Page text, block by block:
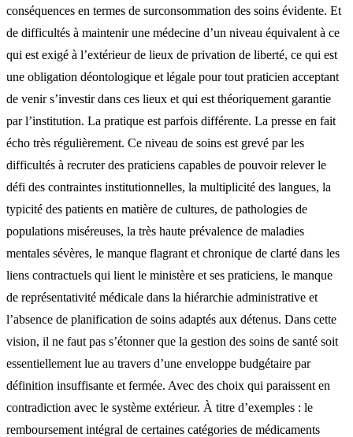
conséquences en termes de surconsommation des soins évidente. Et
de difficultés à maintenir une médecine d’un niveau équivalent à ce
qui est exigé à l’extérieur de lieux de privation de liberté, ce qui est
une obligation déontologique et légale pour tout praticien acceptant
de venir s’investir dans ces lieux et qui est théoriquement garantie
par l’institution. La pratique est parfois différente. La presse en fait
écho très régulièrement. Ce niveau de soins est grevé par les
difficultés à recruter des praticiens capables de pouvoir relever le
défi des contraintes institutionnelles, la multiplicité des langues, la
typicité des patients en matière de cultures, de pathologies de
populations miséreuses, la très haute prévalence de maladies
mentales sévères, le manque flagrant et chronique de clarté dans les
liens contractuels qui lient le ministère et ses praticiens, le manque
de représentativité médicale dans la hiérarchie administrative et
l’absence de planification de soins adaptés aux détenus. Dans cette
vision, il ne faut pas s’étonner que la gestion des soins de santé soit
essentiellement lue au travers d’une enveloppe budgétaire par
définition insuffisante et fermée. Avec des choix qui paraissent en
contradiction avec le système extérieur. À titre d’exemples : le
remboursement intégral de certaines catégories de médicaments